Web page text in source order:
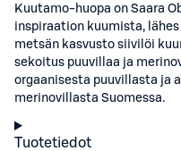
Kuutamo-huopa on Saara
inspiraation kuumista,
metsän kasvusto siivilöi
sekoitus puuvillaa ja
orgaanisesta puuvillasta ja
merinovillasta Suomessa.
Tuotetiedot